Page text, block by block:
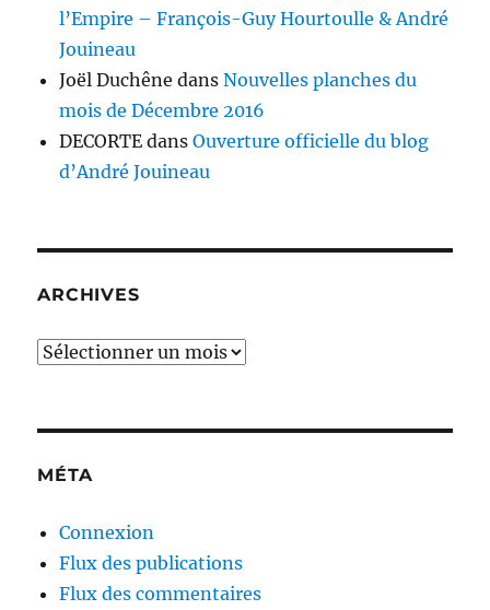
l’Empire – François-Guy Hourtoulle & André
Jouineau
Joël Duchêne dansNouvelles planches du
mois de Décembre 2016
DECORTE dansOuverture officielle du blog
d’André Jouineau
ARCHIVES
MÉTA
Connexion
Flux des publications
Flux des commentaires